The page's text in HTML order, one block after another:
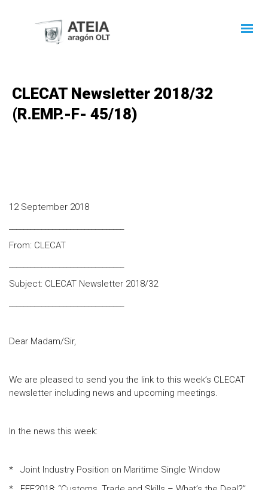
CLECAT Newsletter 2018/32
(R.EMP.-F- 45/18)
12 September 2018
From: CLECAT
Subject: CLECAT Newsletter 2018/32
Dear Madam/Sir,
We are pleased to send you the link to this week’s CLECAT
newsletter including news and upcoming meetings.
In the news this week:
* Joint Industry Position on Maritime Single Window